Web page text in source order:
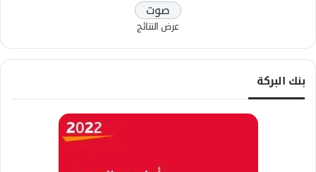
عرض النتائج
بنك البركة